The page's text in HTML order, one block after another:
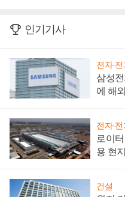
인기기사
전자·
삼성
에 해
전자·
로이
용 현
건설